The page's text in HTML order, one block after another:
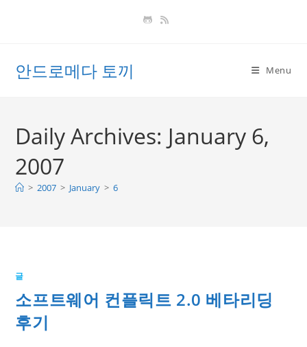
안드로메다 토끼 Menu
Daily Archives: January 6,
2007
> 2007 > January > 6
글
소프트웨어 컨플릭트 2.0 베타리딩
후기